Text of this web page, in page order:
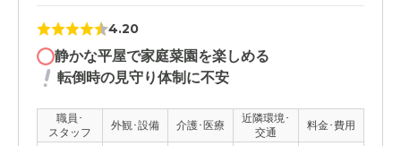
4.20
静かな平屋で家庭菜園を楽しめる
転倒時の見守り体制に不安
職員･
スタッフ
外観･設備 介護･医療
近隣環境･
交通
料金･費用